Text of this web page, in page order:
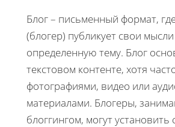
Блог – письменный формат,
(блогер) публикует свои
определенную тему. Блог
текстовом контенте, хотя
фотографиями, видео или
материалами. Блогеры,
блоггингом, могут